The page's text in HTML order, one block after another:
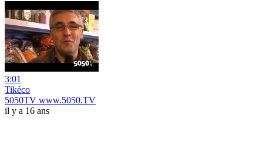
3:01
Tikéco
5050TV www.5050.TV
il y a 16 ans